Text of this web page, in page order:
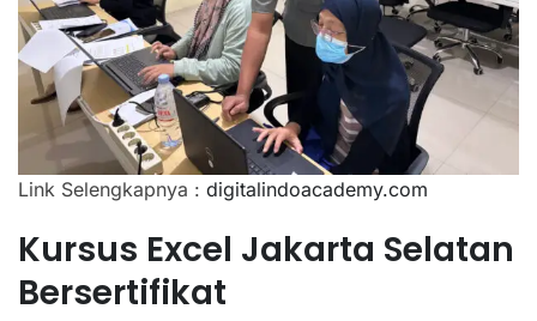
Link Selengkapnya : digitalindoacademy.com
Kursus Excel Jakarta Selatan
Bersertifikat